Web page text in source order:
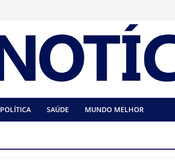
POLÍTICA SAÚDE MUNDO MELHOR